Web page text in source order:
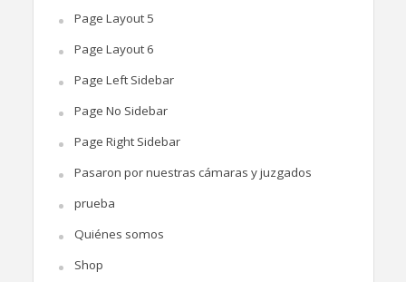
Page Layout 5
Page Layout 6
Page Left Sidebar
Page No Sidebar
Page Right Sidebar
Pasaron por nuestras cámaras y juzgados
prueba
Quiénes somos
Shop